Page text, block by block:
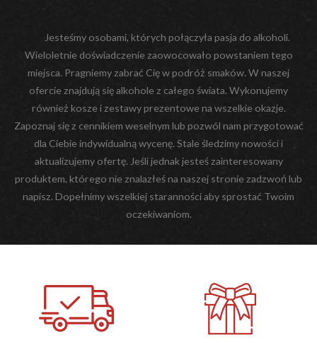
Jesteśmy osobami, których połączyła pasja do alkoholi.
Wieloletnie doświadczenie zaowocowało powstaniem tego
miejsca. Pragniemy zabrać Cię w podróż smaków. W naszej
ofercie znajdują się alkohole z całego świata. Wykonujemy
również kosze i zestawy prezentowe na wszelkie okazje.
Zapoznaj się z cennikiem weselnym lub pozwól nam przygotować
dla Ciebie indywidualną wycenę. Stale śledzimy nowości i
aktualizujemy ofertę. Jeśli jednak jesteś zainteresowany
produktem, którego nie znalazłeś na naszej stronie zadzwoń lub
napisz. Dopełnimy wszelkiej staranności aby sprostać Twoim
oczekiwaniom.